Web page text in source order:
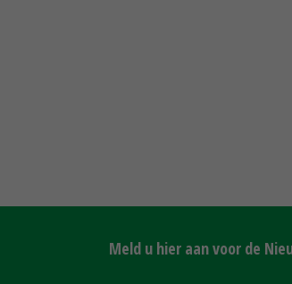
Meld u hier aan voor de